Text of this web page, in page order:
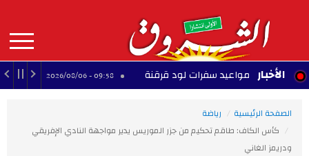
contenu
principal
MAIN
NAVIGATION الأخبار
على مواعيد سفرات لود قرقنة 09:58 - 2026/08/06 "الزردة تعود"..
الصفحة الرئيسية
رياضة
كأس الكاف: طاقم تحكيم من جزر الموريس يدير مواجهة النادي الإفريقي
ودريمز الغاني